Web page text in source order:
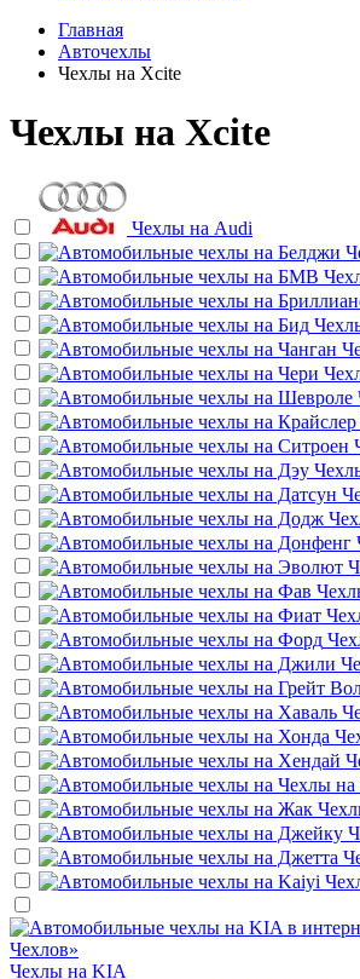
Главная
Авточехлы
Чехлы на Xcite
Чехлы на Xcite
Чехлы на Audi
Чехлы на
Чехлы на KIA